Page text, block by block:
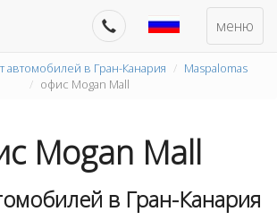
меню
автомобилей в Гран-Канария
Maspalomas
офис Mogan Mall
Mogan Mall
в Гран-Канария